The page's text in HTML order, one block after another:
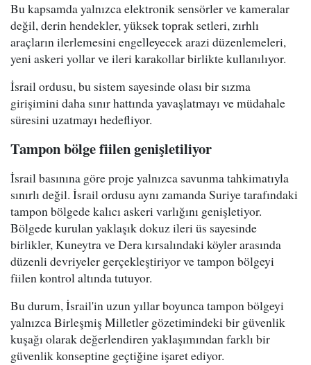
Bu kapsamda yalnızca elektronik sensörler ve kameralar
değil, derin hendekler, yüksek toprak setleri, zırhlı
araçların ilerlemesini engelleyecek arazi düzenlemeleri,
yeni askeri yollar ve ileri karakollar birlikte kullanılıyor.
İsrail ordusu, bu sistem sayesinde olası bir sızma
girişimini daha sınır hattında yavaşlatmayı ve müdahale
süresini uzatmayı hedefliyor.
Tampon bölge fiilen genişletiliyor
İsrail basınına göre proje yalnızca savunma tahkimatıyla
sınırlı değil. İsrail ordusu aynı zamanda Suriye tarafındaki
tampon bölgede kalıcı askeri varlığını genişletiyor.
Bölgede kurulan yaklaşık dokuz ileri üs sayesinde
birlikler, Kuneytra ve Dera kırsalındaki köyler arasında
düzenli devriyeler gerçekleştiriyor ve tampon bölgeyi
fiilen kontrol altında tutuyor.
Bu durum, İsrail'in uzun yıllar boyunca tampon bölgeyi
yalnızca Birleşmiş Milletler gözetimindeki bir güvenlik
kuşağı olarak değerlendiren yaklaşımından farklı bir
güvenlik konseptine geçtiğine işaret ediyor.